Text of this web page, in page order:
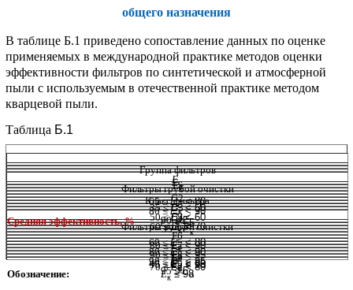
общего назначения
В таблице Б.1 приведено сопоставление данных по оценке
применяемых в международной практике методов оценки
эффективности фильтров по синтетической и атмосферной
пыли с используемым в отечественной практике методом
кварцевой пыли.
Таблица Б.1
Группа фильтров
Класс фильтра
Средняя эффективность, %
Ес
Еа
Ек
Фильтры грубой очистки
G1
Ес< 65
-
35 <Ек
G2
65 ≤Ес<80
-
35 ≤Ек< 50
G3
80 ≤Ес<90
-
50 ≤Ек < 60
G4
90 ≤Ес
-
60 ≤Ек< 70
Фильтры тонкой очистки
F5
-
40 ≤Еа< 60
70 ≤Ек< 80
F6
-
60 ≤Еа< 80
80 ≤ Ек< 90
F7
-
80 ≤Еа <90
90 ≤Ек< 95
F8
-
90 ≤Еа <95
95 ≤Ек< 98
F9
-
95≤Еа
Ек≤ 98
Обозначение: